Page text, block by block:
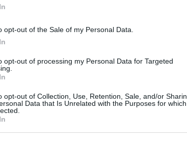
opt-out of the Sale of my Personal Data.
opt-out of processing my Personal Data for Targeted
opt-out of Collection, Use, Retention, Sale, and/or
Data that Is Unrelated with the Purposes for
στην Ηλεία απειλούσε
και τους ανάγκαζε να
τζάμπα
παράνομα τα ταξιδιωτικά τους έγγραφα
να εργάζονται χωρίς να τους πληρώνει